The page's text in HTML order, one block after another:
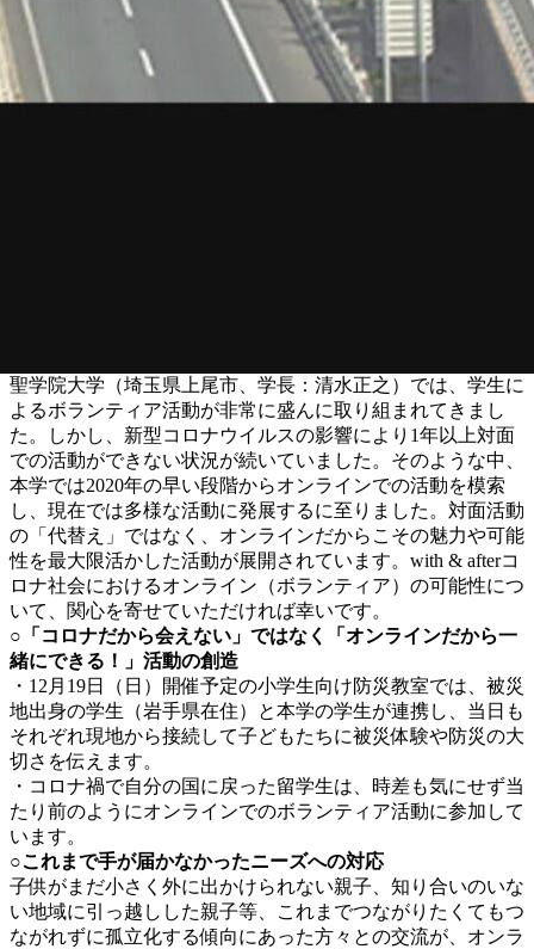
聖学院大学（埼玉県上尾市、学長：清水正之）では、学生に
よるボランティア活動が非常に盛んに取り組まれてきまし
た。しかし、新型コロナウイルスの影響により1年以上対面
での活動ができない状況が続いていました。そのような中、
本学では2020年の早い段階からオンラインでの活動を模索
し、現在では多様な活動に発展するに至りました。対面活動
の「代替え」ではなく、オンラインだからこその魅力や可能
性を最大限活かした活動が展開されています。with & afterコ
ロナ社会におけるオンライン（ボランティア）の可能性につ
いて、関心を寄せていただければ幸いです。
○「コロナだから会えない」ではなく「オンラインだから一
緒にできる！」活動の創造
・12月19日（日）開催予定の小学生向け防災教室では、被災
地出身の学生（岩手県在住）と本学の学生が連携し、当日も
それぞれ現地から接続して子どもたちに被災体験や防災の大
切さを伝えます。
・コロナ禍で自分の国に戻った留学生は、時差も気にせず当
たり前のようにオンラインでのボランティア活動に参加して
います。
○これまで手が届かなかったニーズへの対応
子供がまだ小さく外に出かけられない親子、知り合いのいな
い地域に引っ越しした親子等、これまでつながりたくてもつ
ながれずに孤立化する傾向にあった方々との交流が、オンラ